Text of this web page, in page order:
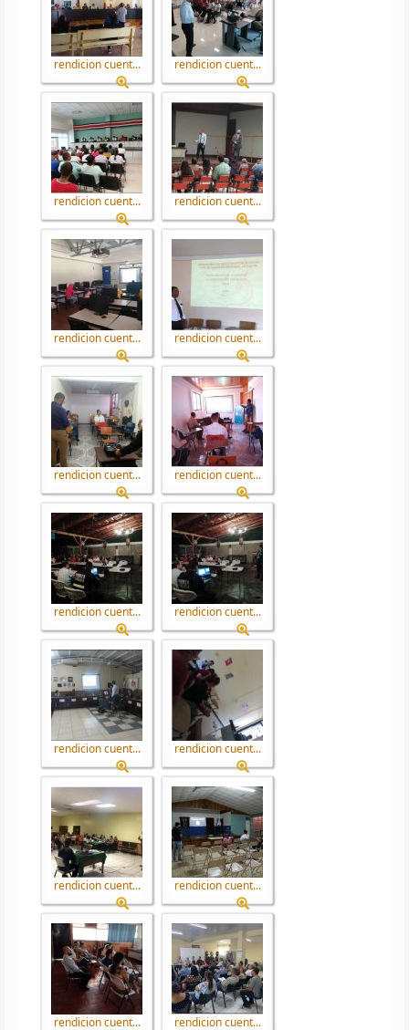
rendicion cuent... rendicion cuent...
rendicion cuent... rendicion cuent...
rendicion cuent... rendicion cuent...
rendicion cuent... rendicion cuent...
rendicion cuent... rendicion cuent...
rendicion cuent... rendicion cuent...
rendicion cuent... rendicion cuent...
rendicion cuent... rendicion cuent...